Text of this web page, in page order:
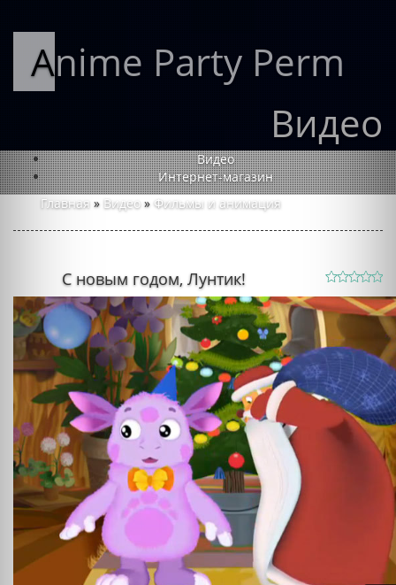
Anime Party Perm
Видео
Видео
Интернет-магазин
Главная » Видео » Фильмы и анимация
С новым годом, Лунтик!